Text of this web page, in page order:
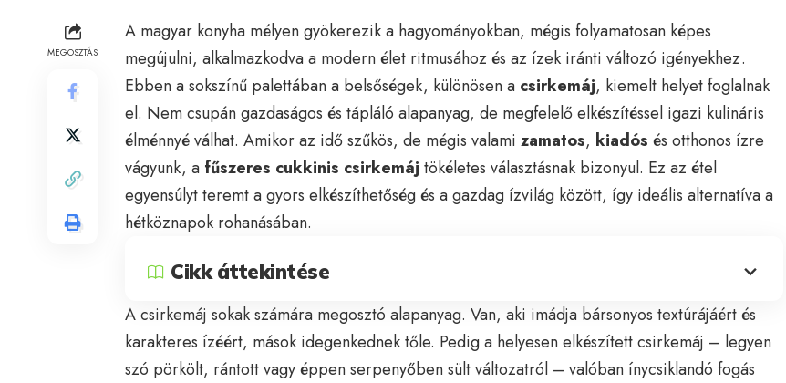
MEGOSZTÁS
A magyar konyha mélyen gyökerezik a hagyományokban, mégis folyamatosan képes
megújulni, alkalmazkodva a modern élet ritmusához és az ízek iránti változó igényekhez.
Ebben a sokszínű palettában a belsőségek, különösen a csirkemáj, kiemelt helyet foglalnak
el. Nem csupán gazdaságos és tápláló alapanyag, de megfelelő elkészítéssel igazi kulináris
élménnyé válhat. Amikor az idő szűkös, de mégis valami zamatos, kiadós és otthonos ízre
vágyunk, a fűszeres cukkinis csirkemáj tökéletes választásnak bizonyul. Ez az étel
egyensúlyt teremt a gyors elkészíthetőség és a gazdag ízvilág között, így ideális alternatíva a
hétköznapok rohanásában.
Cikk áttekintése
A csirkemáj sokak számára megosztó alapanyag. Van, aki imádja bársonyos textúrájáért és
karakteres ízéért, mások idegenkednek tőle. Pedig a helyesen elkészített csirkemáj – legyen
szó pörkölt, rántott vagy éppen serpenyőben sült változatról – valóban ínycsiklandó fogás